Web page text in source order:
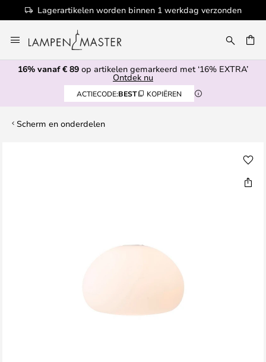
Lagerartikelen worden binnen 1 werkdag verzonden
naar
de
inhoud
16% vanaf € 89 op artikelen gemarkeerd met ‘16% EXTRA’
Ontdek nu
ACTIECODE:BEST KOPIËREN
Scherm en onderdelen